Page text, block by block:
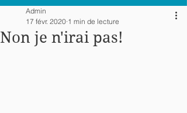
Non je n'irai pas!
Admin
17 févr. 2020 1 min de lecture